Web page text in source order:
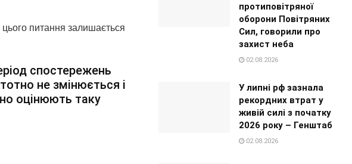
питання залишається
спостережень
не змінюється і
оцінюють таку
протиповітряної
оборони Повітряних
Сил, говорили про
захист неба
02.08.2026
У липні рф зазнала
рекордних втрат у
живій силі з початку
2026 року – Генштаб
02.08.2026